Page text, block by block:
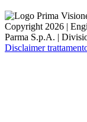
Copyright 2026 |
Parma S.p.A. |
Disclaimer